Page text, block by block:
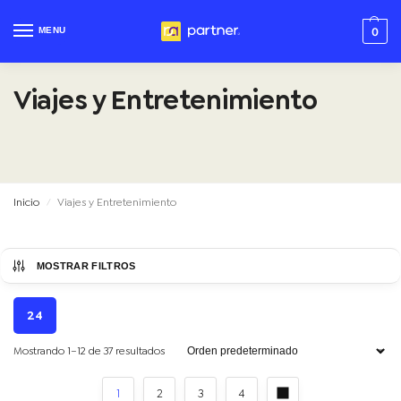
MENU 0
Viajes y Entretenimiento
Inicio / Viajes y Entretenimiento
MOSTRAR FILTROS
Mostrando 1–12 de 37 resultados
1 2 3 4
24